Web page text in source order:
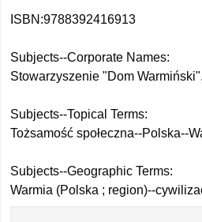
ISBN:9788392416913
Subjects--Corporate Names:
Stowarzyszenie "Dom Warmiński".
Subjects--Topical Terms:
Tożsamość społeczna--Polska--
Subjects--Geographic Terms:
Warmia (Polska ; region)--